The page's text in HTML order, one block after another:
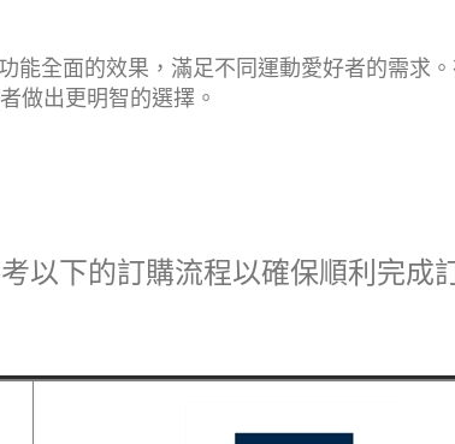
全面的效果，滿足不同運動愛好者的需求
做出更明智的選擇。
以下的訂購流程以確保順利完成